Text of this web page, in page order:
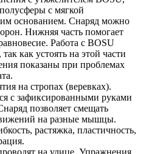
с мягкой
основанием. Снаряд можно
Нижняя часть помогает
Работа с BOSU
как устоять на этой части
показаны при проблемах
на стропах (веревках).
с зафиксированными руками
позволяет смещать
на разные мышцы.
растяжка, пластичность,
на улице. Упражнения